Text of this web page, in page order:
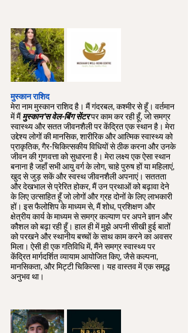
मुस्कान राशिद
मेरा नाम मुस्कान राशिद है। मैं गंदरबल, कश्मीर से हूँ। वर्तमान
में मैं मुस्कान'स वेल-बिंग सेंटरपर काम कर रही हूँ, जो समग्र
स्वास्थ्य और सतत जीवनशैली पर केंद्रित एक स्थान है। मेरा
उद्देश्य लोगों की मानसिक, शारीरिक और आत्मिक स्वास्थ्य को
प्राकृतिक, गैर-चिकित्सकीय विधियों से ठीक करना और उनके
जीवन की गुणवत्ता को सुधारना है। मेरा लक्ष्य एक ऐसा स्थान
बनाना है जहाँ सभी आयु वर्ग के लोग, चाहे पुरुष हों या महिलाएं,
खुद से जुड़ सकें और स्वस्थ जीवनशैली अपनाएं। सततता
और देखभाल से प्रेरित होकर, मैं उन प्रथाओं को बढ़ावा देने
के लिए उत्साहित हूँ जो लोगों और ग्रह दोनों के लिए लाभकारी
हों। इस फैलोशिप के माध्यम से, मैं शोध, प्रशिक्षण और
क्षेत्रीय कार्य के माध्यम से समग्र कल्याण पर अपने ज्ञान और
कौशल को बढ़ा रही हूँ। हाल ही में मुझे अपनी सीखी हुई बातों
को परखने और स्थानीय बच्चों के साथ काम करने का अवसर
मिला। ऐसी ही एक गतिविधि में, मैंने समग्र स्वास्थ्य पर
केंद्रित मार्गदर्शित व्यायाम आयोजित किए, जैसे कल्पना,
मानसिकता, और मिट्टी चिकित्सा। यह वास्तव में एक समृद्ध
अनुभव था।